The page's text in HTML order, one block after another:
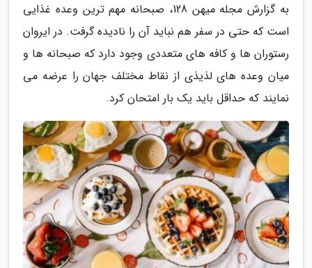
به گزارش مجله میهن 128، صبحانه مهم ترین وعده غذایی
است که حتی در سفر هم نباید آن را نادیده گرفت. در ایروان
رستوران ها و کافه های متعددی وجود دارد که صبحانه ها و
میان وعده های لذیذی از نقاط مختلف جهان را عرضه می
نمایند که حداقل باید یک بار امتحان کرد.